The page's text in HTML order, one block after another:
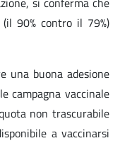
90% contro il 79%)
una buona adesione
campagna vaccinale
non trascurabile
a vaccinarsi